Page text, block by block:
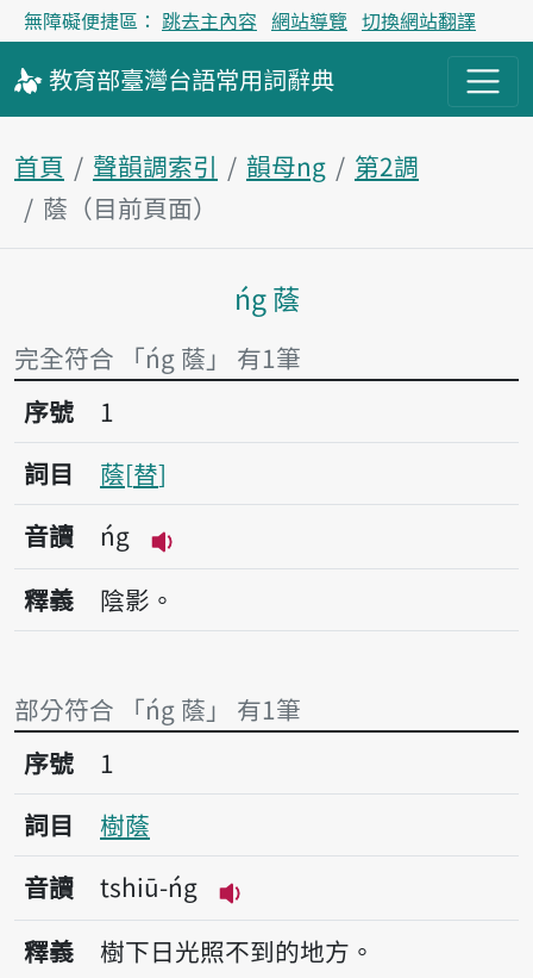
無障礙便捷區： 跳去主內容 網站導覽 切換網站翻譯
教育部臺灣台語常用詞辭典
首頁 聲韻調索引 韻母ng
第2調
蔭（目前頁面）
主內容區塊
ńg 蔭
完全符合 「ńg 蔭」 有1筆
序號1蔭
序號
1
詞目
蔭 替
音讀
ńg
播放音讀ńg
釋義 陰影。
部分符合 「ńg 蔭」 有1筆
序號1樹蔭
序號
1
詞目
樹蔭
音讀
tshiū-ńg
播放音讀tshiū-ńg
釋義 樹下日光照不到的地方。